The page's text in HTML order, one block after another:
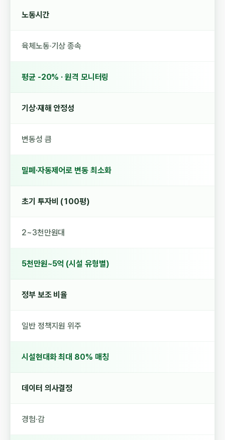
노동시간
육체노동·기상 종속
평균 -20% · 원격 모니터링
기상·재해 안정성
변동성 큼
밀폐·자동제어로 변동 최소화
초기 투자비 (100평)
2~3천만원대
5천만원~5억 (시설 유형별)
정부 보조 비율
일반 정책지원 위주
시설현대화 최대 80% 매칭
데이터 의사결정
경험·감